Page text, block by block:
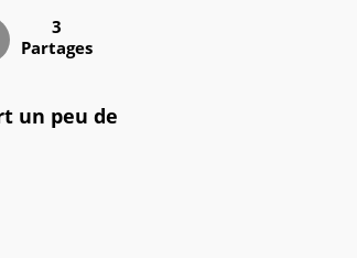
3
Partages
un peu de